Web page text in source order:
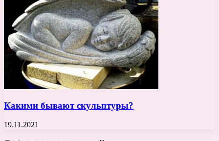
Какими бывают скульптуры?
19.11.2021